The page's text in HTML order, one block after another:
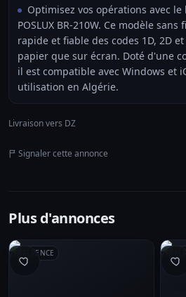
Optimisez vos opérations avec
POSLUX BR-210W. Ce modèle
rapide et fiable des codes 1D, 2D
papier que sur écran. Doté d'une
il est compatible avec Windows et
utilisation en Algérie.
Livraison vers DZ
Signaler cette annonce
Plus d'annonces
RÉFÉRENCE